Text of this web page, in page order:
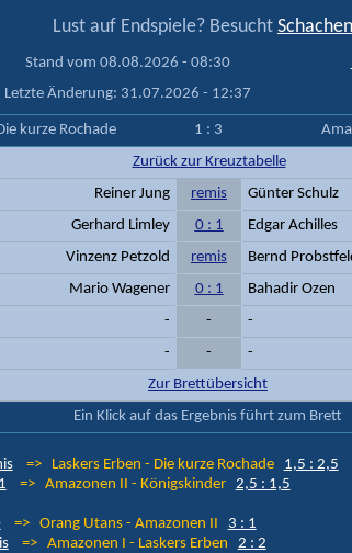
Lust auf Endspiele? Besucht
Stand vom 08.08.2026 - 08:30
Letzte Änderung: 31.07.2026 - 12:37
kurze Rochade 1 : 3
Zurück zur Kreuztabelle
Reiner Jung remis Günter Schulz
Gerhard Limley 0 : 1 Edgar Achilles
Vinzenz Petzold remis Bernd
Mario Wagener 0 : 1 Bahadir Ozen
-
-
-
-
-
-
Zur Brettübersicht
Ein Klick auf das Ergebnis führt zum Brett
=> Laskers Erben - Die kurze Rochade 1,5 : 2,5
=> Amazonen II - Königskinder 2,5 : 1,5
=> Orang Utans - Amazonen II 3 : 1
=> Amazonen I - Laskers Erben 2 : 2